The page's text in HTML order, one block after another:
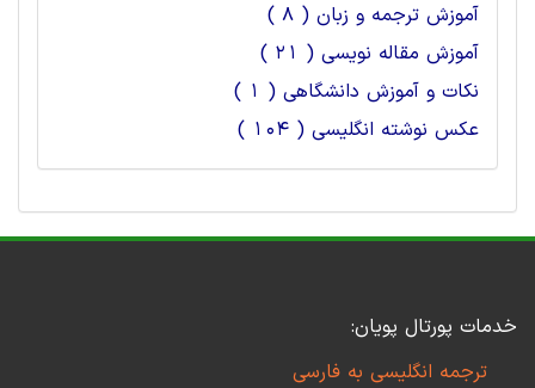
آموزش ترجمه و زبان ( 8 )
آموزش مقاله نویسی ( 21 )
نکات و آموزش دانشگاهی ( 1 )
عکس نوشته انگلیسی ( 104 )
خدمات پورتال پویان:
ترجمه انگلیسی به فارسی